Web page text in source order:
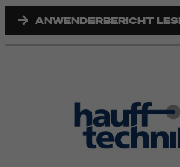
ANWENDERBERICHT